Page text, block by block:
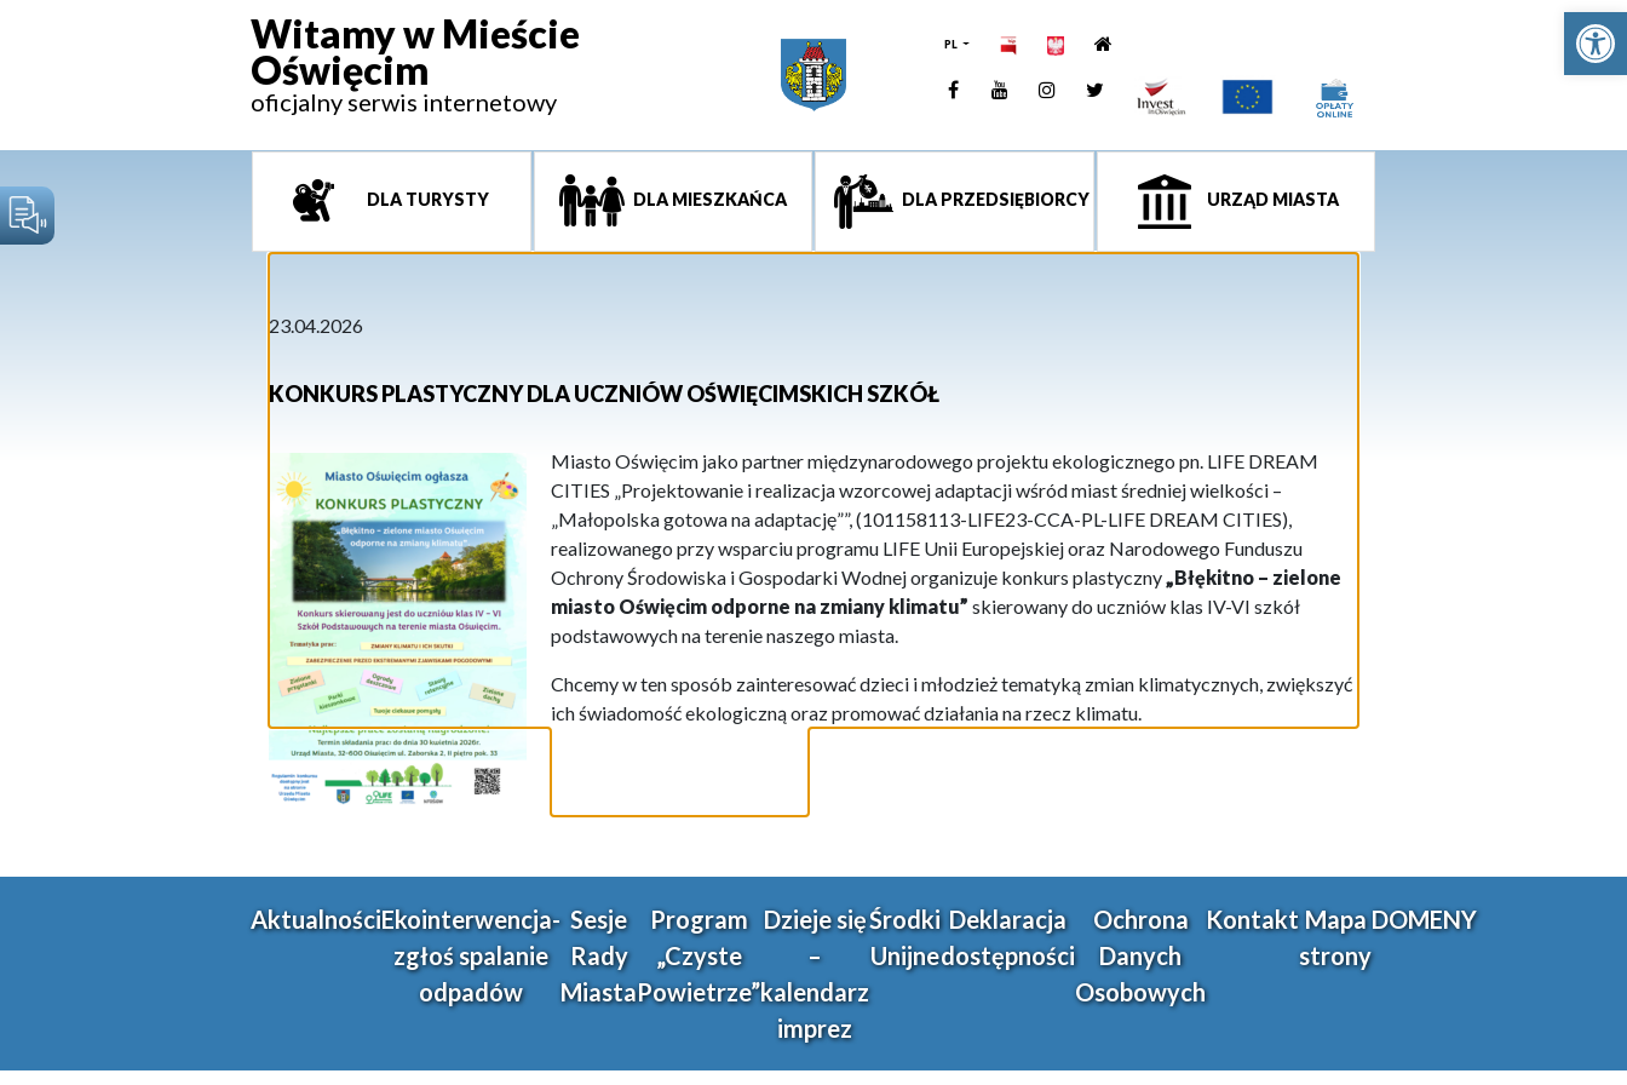
Witamy w Mieście
Oświęcim
oficjalny serwis internetowy
PL
FacebookYouTUbeInstagramTwitter
DLA TURYSTY DLA MIESZKAŃCA DLA PRZEDSIĘBIORCY URZĄD MIASTA
23.04.2026
KONKURS PLASTYCZNY DLA UCZNIÓW OŚWIĘCIMSKICH SZKÓŁ
Miasto Oświęcim jako partner międzynarodowego projektu ekologicznego pn. LIFE DREAM
CITIES „Projektowanie i realizacja wzorcowej adaptacji wśród miast średniej wielkości –
„Małopolska gotowa na adaptację””, (101158113-LIFE23-CCA-PL-LIFE DREAM CITIES),
realizowanego przy wsparciu programu LIFE Unii Europejskiej oraz Narodowego Funduszu
Ochrony Środowiska i Gospodarki Wodnej organizuje konkurs plastyczny„Błękitno – zielone
miasto Oświęcim odporne na zmiany klimatu” skierowany do uczniów klas IV-VI szkół
podstawowych na terenie naszego miasta.
Chcemy w ten sposób zainteresować dzieci i młodzież tematyką zmian klimatycznych, zwiększyć
ich świadomość ekologiczną oraz promować działania na rzecz klimatu.
AktualnościEkointerwencja-
zgłoś spalanie
odpadów
Sesje
Rady
Miasta
Program
„Czyste
Powietrze”
Dzieje się
–
kalendarz
imprez
Środki
Unijne
Deklaracja
dostępności
Ochrona
Danych
Osobowych
Kontakt Mapa
strony
DOMENY